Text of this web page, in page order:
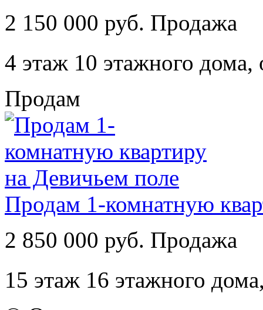
2 150 000 руб. Продажа
4 этаж 10 этажного дома,
Продам
Продам 1-комнатную
2 850 000 руб. Продажа
15 этаж 16 этажного